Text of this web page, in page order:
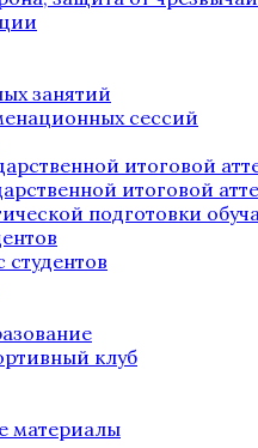
занятий
сессий
итоговой
итоговой
подготовки
студентов
клуб
материалы